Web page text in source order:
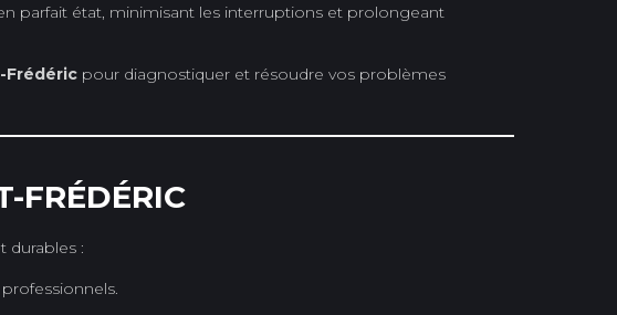
parfait état, minimisant les interruptions et prolongeant
Frédéric pour diagnostiquer et résoudre vos problèmes
FRÉDÉRIC
durables :